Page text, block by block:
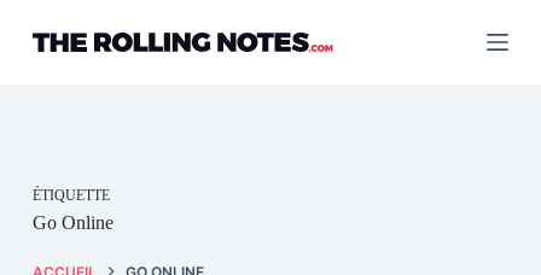
contenu
ÉTIQUETTE
Go Online